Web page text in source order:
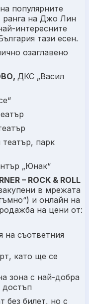
популярните
ранга на Джо Лин
интересните
тази есен.
озаглавено
ДКС „Васил
театър, парк
„Юнак“
– ROCK & ROLL
в мрежата
и онлайн на
на цени от:
на съответния
като ще се
зона с най-добра
без билет, но с